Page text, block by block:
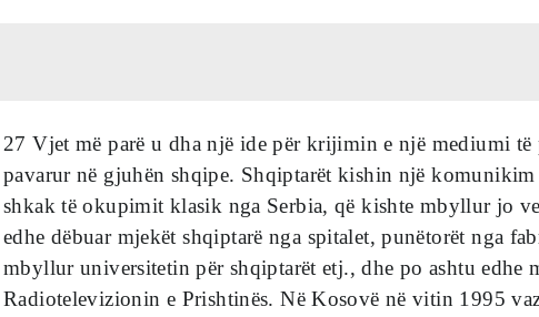
27 Vjet më parë u dha një ide për krijimin e një mediumi të
pavarur në gjuhën shqipe. Shqiptarët kishin një komunikim
shkak të okupimit klasik nga Serbia, që kishte mbyllur jo
edhe dëbuar mjekët shqiptarë nga spitalet, punëtorët nga
mbyllur universitetin për shqiptarët etj., dhe po ashtu edhe
Radiotelevizionin e Prishtinës. Në Kosovë në vitin 1995